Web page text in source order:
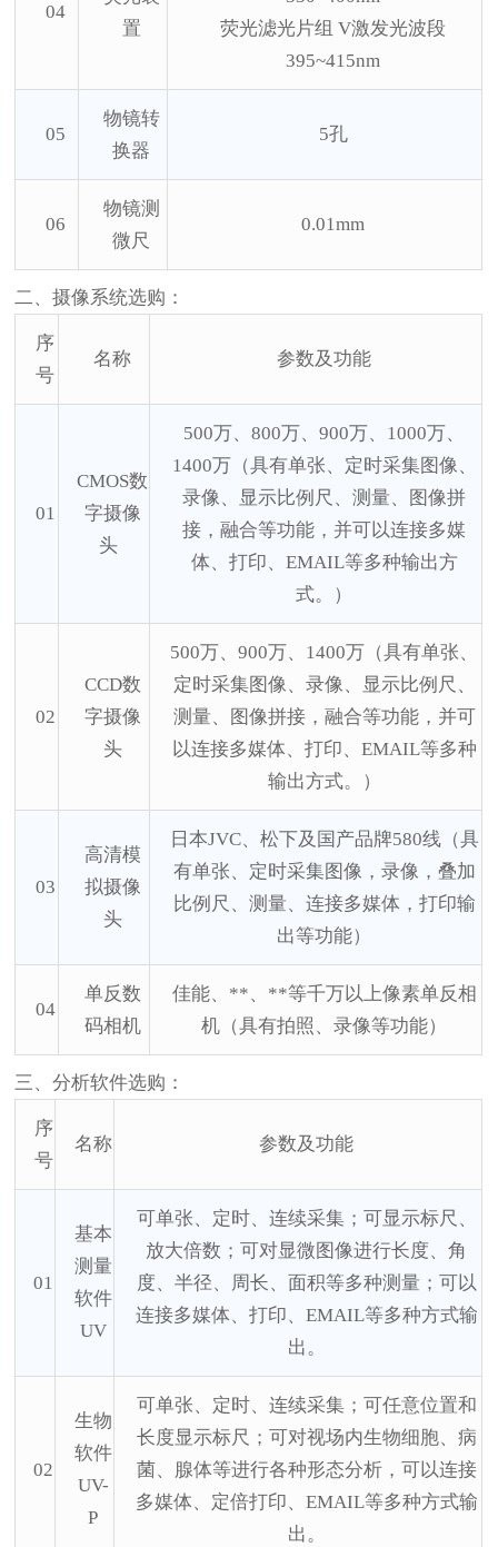
04
置
荧光滤光片组 V激发光波段
395~415nm
05
物镜转
换器
5孔
06
物镜测
微尺
0.01mm
二、摄像系统选购：
序
号
名称 参数及功能
01
CMOS数
字摄像
头
500万、800万、900万、1000万、
1400万（具有单张、定时采集图像、
录像、显示比例尺、测量、图像拼
接，融合等功能，并可以连接多媒
体、打印、EMAIL等多种输出方
式。）
02
CCD数
字摄像
头
500万、900万、1400万（具有单张、
定时采集图像、录像、显示比例尺、
测量、图像拼接，融合等功能，并可
以连接多媒体、打印、EMAIL等多种
输出方式。）
03
高清模
拟摄像
头
日本JVC、松下及国产品牌580线（具
有单张、定时采集图像，录像，叠加
比例尺、测量、连接多媒体，打印输
出等功能）
04
单反数
码相机
佳能、**、**等千万以上像素单反相
机（具有拍照、录像等功能）
三、分析软件选购：
序
号
名称 参数及功能
01
基本
测量
软件
UV
可单张、定时、连续采集；可显示标尺、
放大倍数；可对显微图像进行长度、角
度、半径、周长、面积等多种测量；可以
连接多媒体、打印、 EMAIL等多种方式输
出。
02
生物
软件
UV-
P
可单张、定时、连续采集；可任意位置和
长度显示标尺；可对视场内生物细胞、病
菌、腺体等进行各种形态分析，可以连接
多媒体、定倍打印、 EMAIL等多种方式输
出。